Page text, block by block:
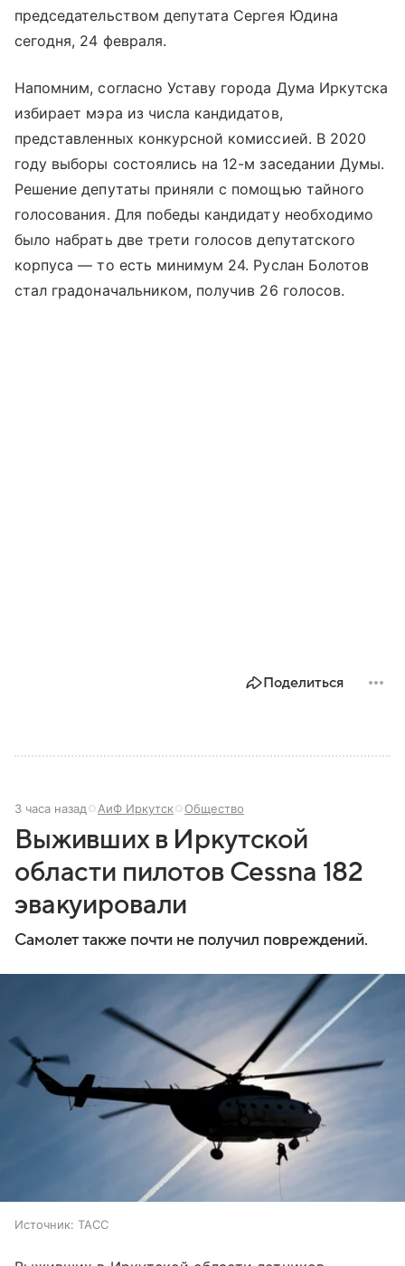
председательством депутата Сергея Юдина
сегодня, 24 февраля.
Напомним, согласно Уставу города Дума Иркутска
избирает мэра из числа кандидатов,
представленных конкурсной комиссией. В 2020
году выборы состоялись на 12-м заседании Думы.
Решение депутаты приняли с помощью тайного
голосования. Для победы кандидату необходимо
было набрать две трети голосов депутатского
корпуса — то есть минимум 24. Руслан Болотов
стал градоначальником, получив 26 голосов.
Поделиться
3 часа назад АиФ Иркутск Общество
Выживших в Иркутской
области пилотов Cessna 182
эвакуировали
Самолет также почти не получил повреждений.
Источник: ТАСС